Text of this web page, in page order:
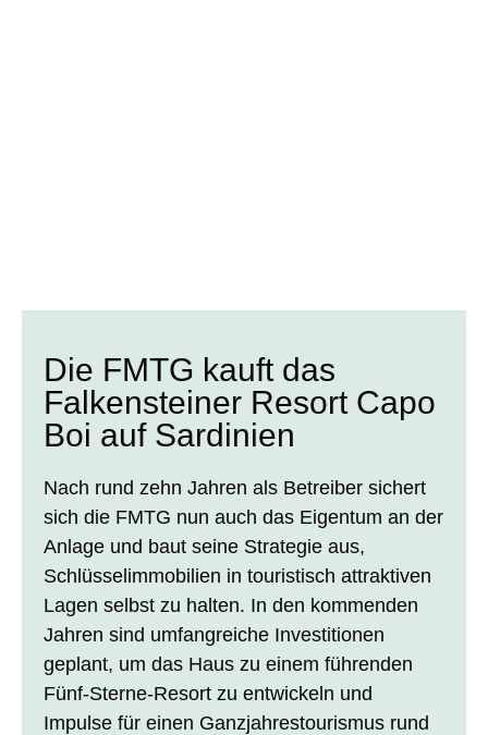
Die FMTG kauft das
Falkensteiner Resort Capo
Boi auf Sardinien
Nach rund zehn Jahren als Betreiber sichert
sich die FMTG nun auch das Eigentum an der
Anlage und baut seine Strategie aus,
Schlüsselimmobilien in touristisch attraktiven
Lagen selbst zu halten. In den kommenden
Jahren sind umfangreiche Investitionen
geplant, um das Haus zu einem führenden
Fünf-Sterne-Resort zu entwickeln und
Impulse für einen Ganzjahrestourismus rund